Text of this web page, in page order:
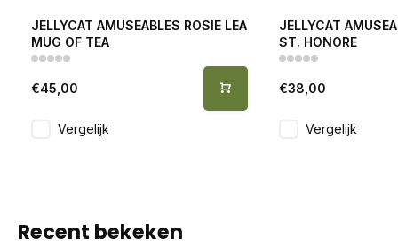
JELLYCAT AMUSEABLES ROSIE LEA
MUG OF TEA
€45,00
Vergelijk
JELLYCAT
ST. HONORE
€38,00
Vergelijk
Recent bekeken